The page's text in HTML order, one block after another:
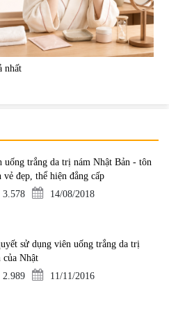
nhất
uống trắng da trị nám Nhật Bản - tôn
vẻ đẹp, thể hiện đẳng cấp
3.578
14/08/2018
sử dụng viên uống trắng da trị
của Nhật
2.989
11/11/2016